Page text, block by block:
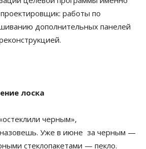
работы по
дополнительных панелей
лоска
черным»,
назовешь. Уже в июне за черным —
стеклопакетами — пекло.